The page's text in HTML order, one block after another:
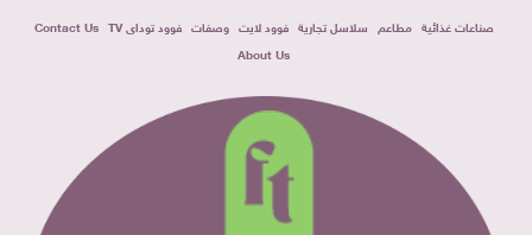
صناعات غذائية مطاعم سلاسل تجارية فوود لايت وصفات فوود توداى TV
Contact Us
About Us